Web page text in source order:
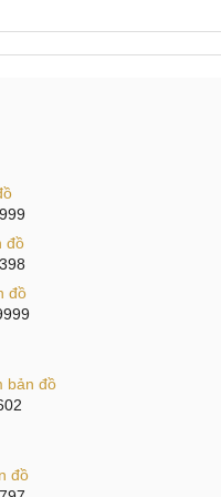
ngay sau đây nhé!
3 màu sắc nổi bật
cấp với khung nhôm
đến hình dáng vuông
cảm giác sang trọng và
làm nổi bật ở mặt lưng.
đồ
đồ
bản đồ
đồ